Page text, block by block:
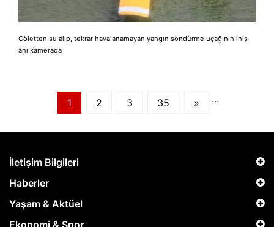
Göletten su alıp, tekrar havalanamayan yangın söndürme uçağının iniş
anı kamerada
1 2 3 ...
35 »
İletişim Bilgileri
Haberler
Yaşam & Aktüel
Ekonomi & Spor